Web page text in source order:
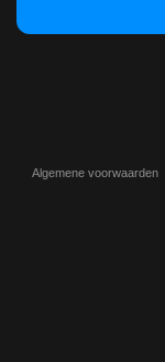
Algemene voorwaarden